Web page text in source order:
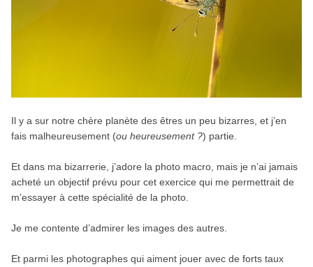
Il y a sur notre chère planète des êtres un peu bizarres, et j’en
fais malheureusement (ou heureusement ?) partie.
Et dans ma bizarrerie, j’adore la photo macro, mais je n’ai jamais
acheté un objectif prévu pour cet exercice qui me permettrait de
m’essayer à cette spécialité de la photo.
Je me contente d’admirer les images des autres.
Et parmi les photographes qui aiment jouer avec de forts taux